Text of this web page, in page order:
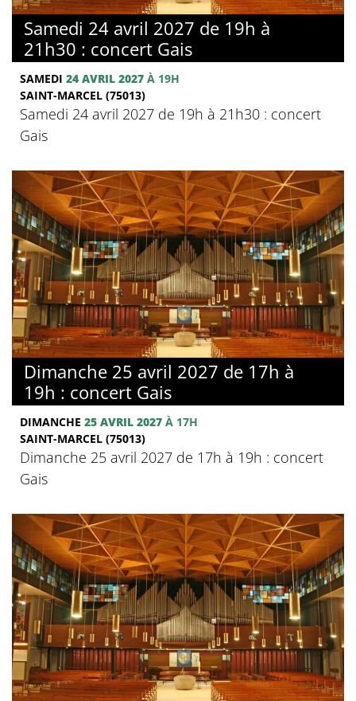
Samedi 24 avril 2027 de 19h à
21h30 : concert Gais
SAMEDI 24 AVRIL 2027 À 19H
SAINT-MARCEL (75013)
Samedi 24 avril 2027 de 19h à 21h30 : concert
Gais
Dimanche 25 avril 2027 de 17h à
19h : concert Gais
DIMANCHE 25 AVRIL 2027 À 17H
SAINT-MARCEL (75013)
Dimanche 25 avril 2027 de 17h à 19h : concert
Gais